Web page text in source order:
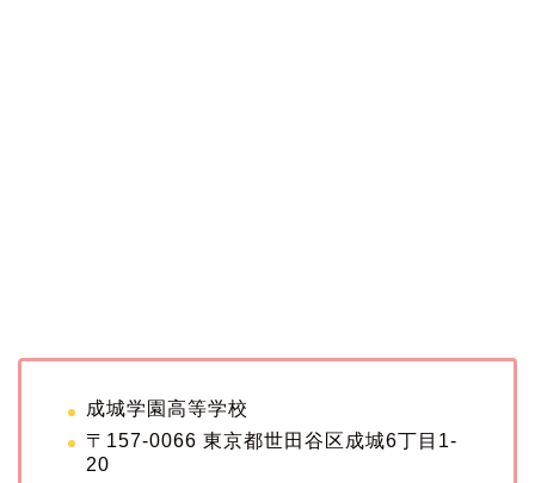
成城学園高等学校
〒157-0066 東京都世田谷区成城6丁目1-
20